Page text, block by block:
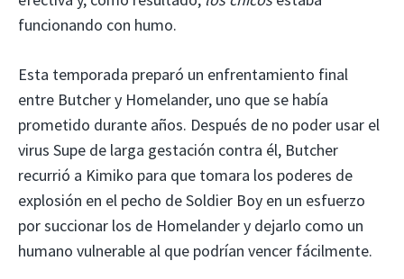
funcionando con humo.
Esta temporada preparó un enfrentamiento final
entre Butcher y Homelander, uno que se había
prometido durante años. Después de no poder usar el
virus Supe de larga gestación contra él, Butcher
recurrió a Kimiko para que tomara los poderes de
explosión en el pecho de Soldier Boy en un esfuerzo
por succionar los de Homelander y dejarlo como un
humano vulnerable al que podrían vencer fácilmente.